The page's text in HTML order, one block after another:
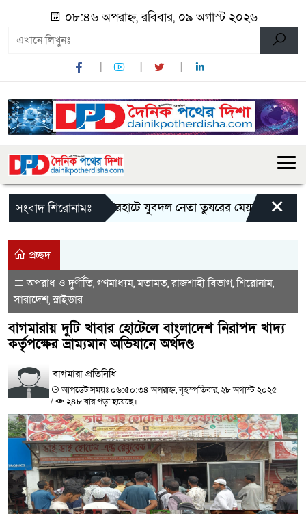
০৮:৪৬ অপরাহ্ন, রবিবার, ০৯ অগাস্ট ২০২৬
সংবাদ শিরোনামঃকেশরহাটে যুবদল নেতা তুষরের মেয়র পদপ্রার্থী×
প্রচ্ছদ
অপরাধ ও দুর্ণীতি, গণমাধ্যম,মতামত,রাজশাহী বিভাগ,শিরোনাম,
সারাদেশ,স্লাইডার
বাগমারায় দুটি খাবার হোটেলে বাংলাদেশ নিরাপদ খাদ্য
কর্তৃপক্ষের ভ্রাম্যমান অভিযানে অর্থদণ্ড
বাগমারা প্রতিনিধি
আপডেট সময়ঃ ০৬:৫০:৩৪ অপরাহ্ন, বৃহস্পতিবার, ২৮ অগাস্ট ২০২৫
/
২৪৮ বার পড়া হয়েছে।